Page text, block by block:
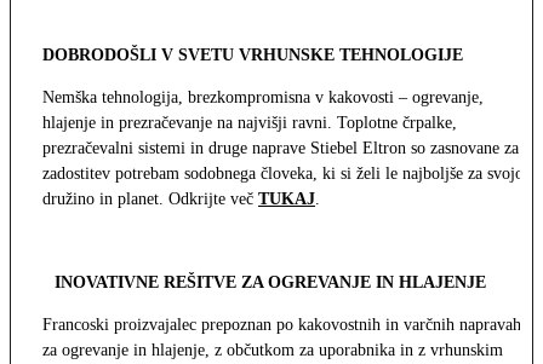
DOBRODOŠLI V SVETU VRHUNSKE TEHNOLOGIJE
Nemška tehnologija, brezkompromisna v kakovosti – ogrevanje,
hlajenje in prezračevanje na najvišji ravni. Toplotne črpalke,
prezračevalni sistemi in druge naprave Stiebel Eltron so zasnovane za
zadostitev potrebam sodobnega človeka, ki si želi le najboljše za svojo
družino in planet. Odkrijte več TUKAJ.
INOVATIVNE REŠITVE ZA OGREVANJE IN HLAJENJE
Francoski proizvajalec prepoznan po kakovostnih in varčnih napravah
za ogrevanje in hlajenje, z občutkom za uporabnika in z vrhunskim